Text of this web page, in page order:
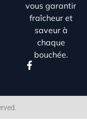
vous garantir
fraîcheur et
saveur à
chaque
bouchée.